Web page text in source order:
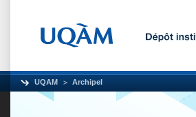
UQAM Archipel